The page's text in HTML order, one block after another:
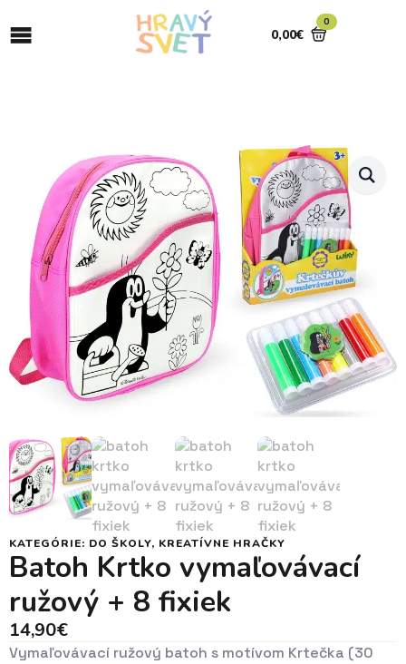
0,00€
0
KATEGÓRIE: DO ŠKOLY, KREATÍVNE HRAČKY
Batoh Krtko vymaľovávací
ružový + 8 fixiek
14,90€
Vymaľovávací ružový batoh s motívom Krtečka (30